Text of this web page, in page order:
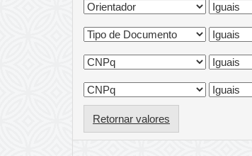
Retornar valores